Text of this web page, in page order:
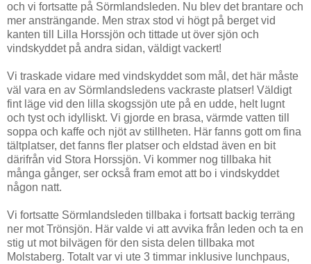
och vi fortsatte på Sörmlandsleden. Nu blev det brantare och
mer ansträngande. Men strax stod vi högt på berget vid
kanten till Lilla Horssjön och tittade ut över sjön och
vindskyddet på andra sidan, väldigt vackert!
Vi traskade vidare med vindskyddet som mål, det här måste
väl vara en av Sörmlandsledens vackraste platser! Väldigt
fint läge vid den lilla skogssjön ute på en udde, helt lugnt
och tyst och idylliskt. Vi gjorde en brasa, värmde vatten till
soppa och kaffe och njöt av stillheten. Här fanns gott om fina
tältplatser, det fanns fler platser och eldstad även en bit
därifrån vid Stora Horssjön. Vi kommer nog tillbaka hit
många gånger, ser också fram emot att bo i vindskyddet
någon natt.
Vi fortsatte Sörmlandsleden tillbaka i fortsatt backig terräng
ner mot Trönsjön. Här valde vi att avvika från leden och ta en
stig ut mot bilvägen för den sista delen tillbaka mot
Molstaberg. Totalt var vi ute 3 timmar inklusive lunchpaus,